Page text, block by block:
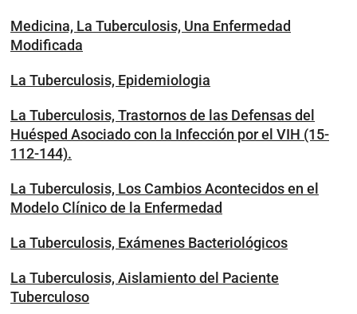
Medicina, La Tuberculosis, Una Enfermedad
Modificada
La Tuberculosis, Epidemiologia
La Tuberculosis, Trastornos de las Defensas del
Huésped Asociado con la Infección por el VIH (15-
112-144).
La Tuberculosis, Los Cambios Acontecidos en el
Modelo Clínico de la Enfermedad
La Tuberculosis, Exámenes Bacteriológicos
La Tuberculosis, Aislamiento del Paciente
Tuberculoso